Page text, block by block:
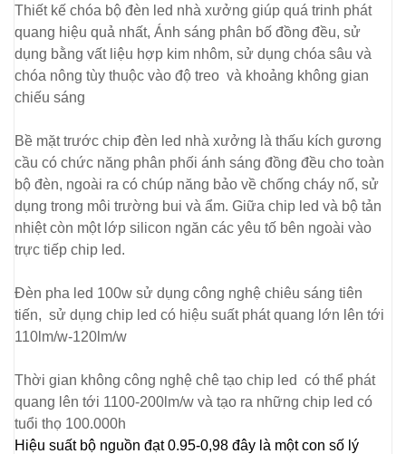
Thiết kế chóa bộ đèn led nhà xưởng giúp quá trinh phát
quang hiệu quả nhất, Ánh sáng phân bố đồng đều, sử
dụng bằng vất liệu hợp kim nhôm, sử dụng chóa sâu và
chóa nông tùy thuộc vào độ treo và khoảng không gian
chiếu sáng
Bề mặt trước chip đèn led nhà xưởng là thấu kích gương
cầu có chức năng phân phối ánh sáng đồng đều cho toàn
bộ đèn, ngoài ra có chúp năng bảo về chống cháy nố, sử
dụng trong môi trường bui và ẩm. Giữa chip led và bộ tản
nhiệt còn một lớp silicon ngăn các yêu tố bên ngoài vào
trực tiếp chip led.
Đèn pha led 100w sử dụng công nghệ chiêu sáng tiên
tiến, sử dụng chip led có hiệu suất phát quang lớn lên tới
110lm/w-120lm/w
Thời gian không công nghệ chê tạo chip led có thể phát
quang lên tới 1100-200lm/w và tạo ra những chip led có
tuổi thọ 100.000h
Hiệu suất bộ nguồn đạt 0.95-0,98 đây là một con số lý